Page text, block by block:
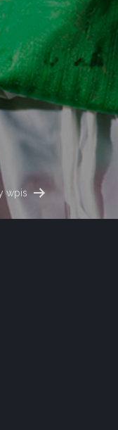
wpis